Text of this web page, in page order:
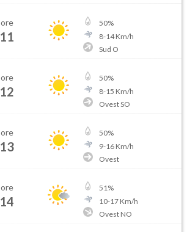
ore
11
50%
8-14Km/h
Sud O
ore
12
50%
8-15 Km/h
Ovest SO
ore
13
50%
9-16Km/h
Ovest
ore
14
51%
10-17Km/h
Ovest NO